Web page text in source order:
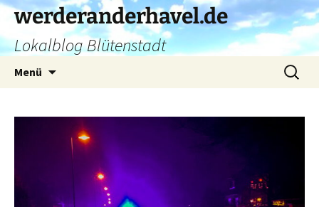
Zum
Inhalt
springen
werderanderhavel.de
Lokalblog Blütenstadt
Menü
Suchen
nach: